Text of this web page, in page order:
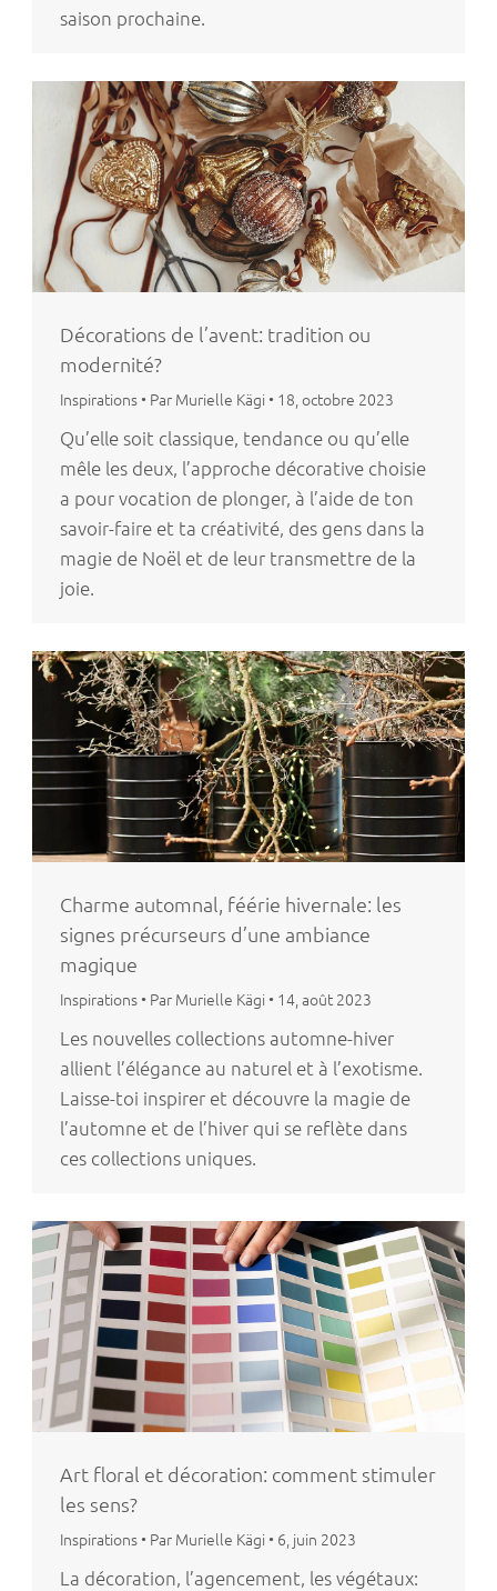
saison prochaine.
Décorations de l’avent: tradition ou
modernité?
Inspirations • Par Murielle Kägi • 18, octobre 2023
Qu’elle soit classique, tendance ou qu’elle
mêle les deux, l’approche décorative choisie
a pour vocation de plonger, à l’aide de ton
savoir-faire et ta créativité, des gens dans la
magie de Noël et de leur transmettre de la
joie.
Charme automnal, féérie hivernale: les
signes précurseurs d’une ambiance
magique
Inspirations • Par Murielle Kägi • 14, août 2023
Les nouvelles collections automne-hiver
allient l’élégance au naturel et à l’exotisme.
Laisse-toi inspirer et découvre la magie de
l’automne et de l’hiver qui se reflète dans
ces collections uniques.
Art floral et décoration: comment stimuler
les sens?
Inspirations • Par Murielle Kägi • 6, juin 2023
La décoration, l’agencement, les végétaux: